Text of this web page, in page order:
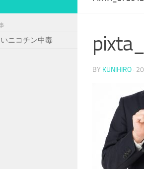
BY KUNIHIRO ·
ニコチン中毒